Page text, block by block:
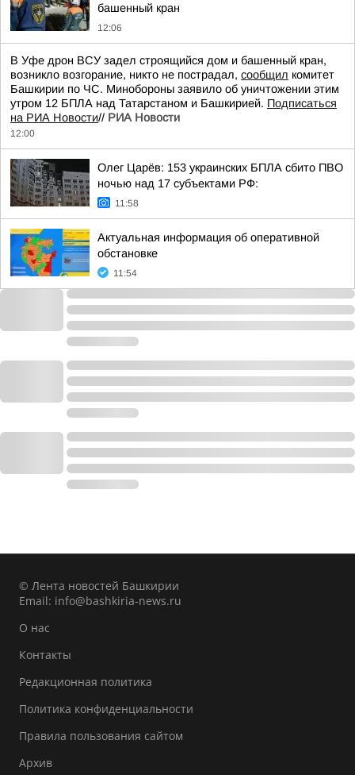
башенный кран
12:06
В Уфе дрон ВСУ задел строящийся дом и башенный кран,
возникло возгорание, никто не пострадал, сообщил комитет
Башкирии по ЧС. Минобороны заявило об уничтожении этим
утром 12 БПЛА над Татарстаном и Башкирией. Подписаться
на РИА Новости// РИА Новости
12:00
Олег Царёв: 153 украинских БПЛА сбито ПВО
ночью над 17 субъектами РФ:
11:58
Актуальная информация об оперативной
обстановке
11:54
© Лента новостей Башкирии
Email: info@bashkiria-news.ru
О нас
Контакты
Редакционная политика
Политика конфиденциальности
Правила пользования сайтом
Архив